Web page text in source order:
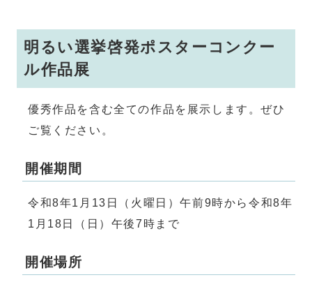
明るい選挙啓発ポスターコンクー
ル作品展
優秀作品を含む全ての作品を展示します。ぜひ
ご覧ください。
開催期間
令和8年1月13日（火曜日）午前9時から令和8年
1月18日（日）午後7時まで
開催場所